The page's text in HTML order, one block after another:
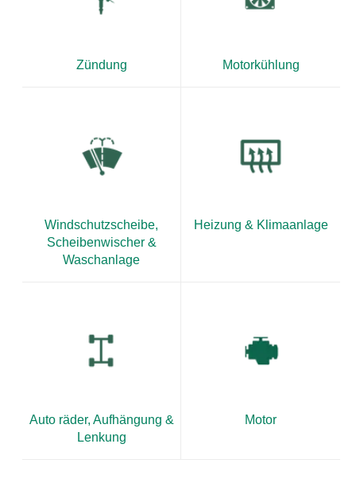
Zündung Motorkühlung
Windschutzscheibe,
Scheibenwischer &
Waschanlage
Heizung & Klimaanlage
Auto räder, Aufhängung &
Lenkung
Motor